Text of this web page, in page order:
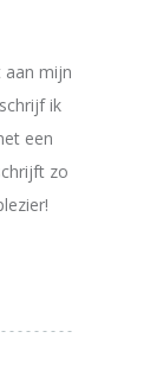
aan mijn
ik
een
zo